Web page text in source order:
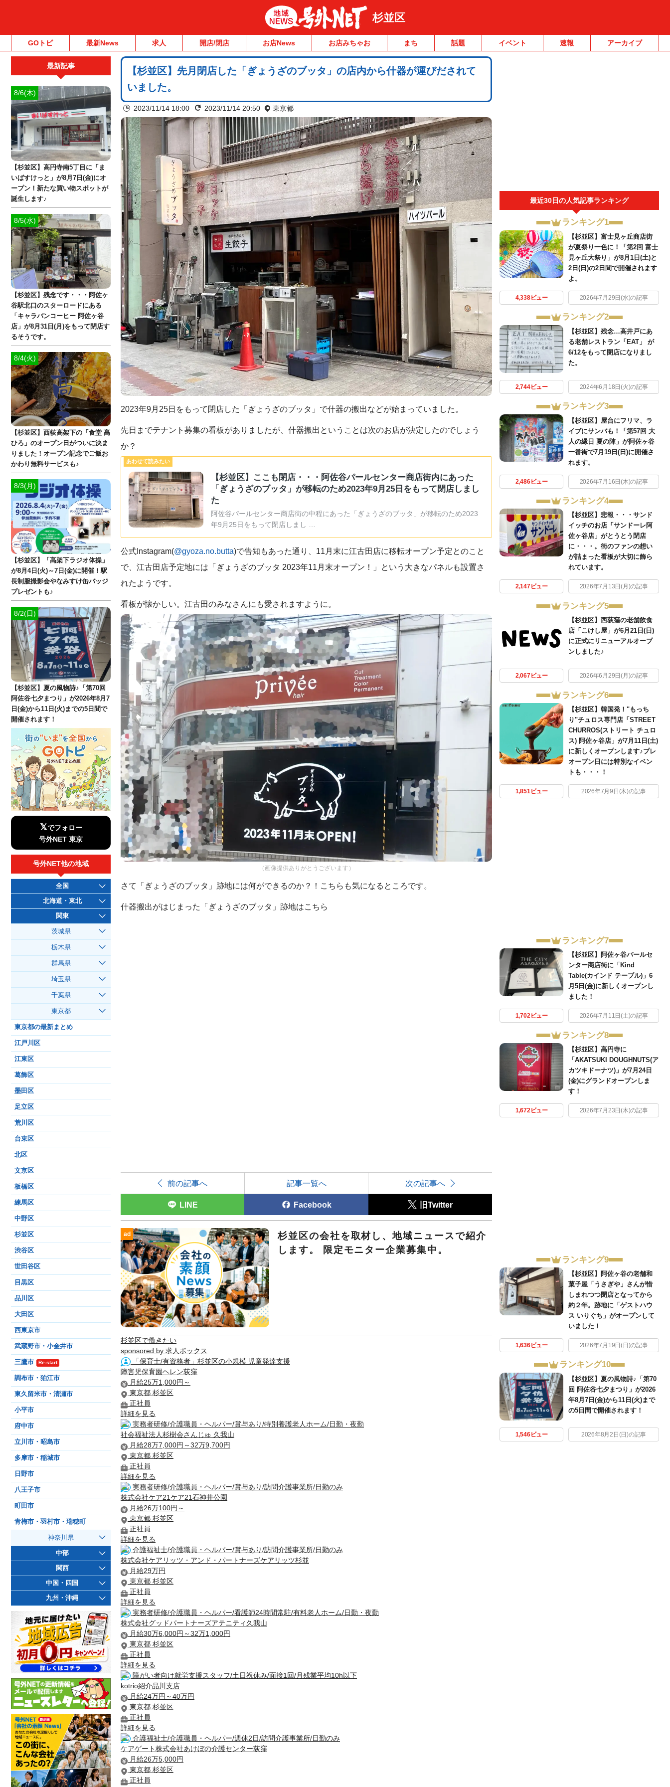
杉並区
GOトピ 最新News 求人 開店/閉店 お店News お店みちゃお まち 話題 イベント 速報 アーカイブ
【杉並区】先月閉店した「ぎょうざのブッタ」の店内から什器が運びだされて
いました。
2023/11/14 18:00 2023/11/14 20:50 東京都
2023年9月25日をもって閉店した「ぎょうざのブッタ」で什器の搬出などが始まっていました。
先日までテナント募集の看板がありましたが、什器搬出ということは次のお店が決定したのでしょう
か？
【杉並区】ここも閉店・・・阿佐谷パールセンター商店街内にあった
「ぎょうざのブッタ」が移転のため2023年9月25日をもって閉店しまし
た
阿佐谷パールセンター商店街の中程にあった「ぎょうざのブッタ」が移転のため2023
年9月25日をもって閉店しまし …
公式Instagram(@gyoza.no.butta)で告知もあった通り、11月末に江古田店に移転オープン予定とのこと
で、江古田店予定地には「ぎょうざのブッタ 2023年11月末オープン！」という大きなパネルも設置さ
れたようです。
看板が懐かしい。江古田のみなさんにも愛されますように。
（画像提供ありがとうございます）
さて「ぎょうざのブッタ」跡地には何ができるのか？！こちらも気になるところです。
什器搬出がはじまった「ぎょうざのブッタ」跡地はこちら
前の記事へ 記事一覧へ 次の記事へ
LINE Facebook 旧Twitter
ad
杉並区の会社を取材し、地域ニュースで紹介
します。 限定モニター企業募集中。
杉並区で働きたい
sponsored by 求人ボックス
「保育士/有資格者」杉並区の小規模 児童発達支援
障害児保育園ヘレン荻窪
月給25万1,000円～
東京都 杉並区
正社員
詳細を見る
実務者研修/介護職員・ヘルパー/賞与あり/特別養護老人ホーム/日勤・夜勤
社会福祉法人杉樹会さんじゅ 久我山
月給28万7,000円～32万9,700円
東京都 杉並区
正社員
詳細を見る
実務者研修/介護職員・ヘルパー/賞与あり/訪問介護事業所/日勤のみ
株式会社ケア21ケア21石神井公園
月給26万100円～
東京都 杉並区
正社員
詳細を見る
介護福祉士/介護職員・ヘルパー/賞与あり/訪問介護事業所/日勤のみ
株式会社ケアリッツ・アンド・パートナーズケアリッツ杉並
月給29万円
東京都 杉並区
正社員
詳細を見る
実務者研修/介護職員・ヘルパー/看護師24時間常駐/有料老人ホーム/日勤・夜勤
株式会社グッドパートナーズアテニティ久我山
月給30万6,000円～32万1,000円
東京都 杉並区
正社員
詳細を見る
障がい者向け就労支援スタッフ/土日祝休み/面接1回/月残業平均10h以下
kotrio紹介品川支店
月給24万円～40万円
東京都 杉並区
正社員
詳細を見る
介護福祉士/介護職員・ヘルパー/週休2日/訪問介護事業所/日勤のみ
ケアゲート株式会社あけぼの介護センター荻窪
月給26万5,000円
東京都 杉並区
正社員
最近30日の人気記事ランキング
ランキング1
【杉並区】富士見ヶ丘商店街
が夏祭り一色に！「第2回 富士
見ヶ丘大祭り」が8月1日(土)と
2日(日)の2日間で開催されます
よ。
4,338ビュー 2026年7月29日(水)の記事
ランキング2
【杉並区】残念…高井戸にあ
る老舗レストラン「EAT」 が
6/12をもって閉店になりまし
た。
2,744ビュー 2024年6月18日(火)の記事
ランキング3
【杉並区】屋台にフリマ、ラ
イブにサンバも！「第57回 大
人の縁日 夏の陣」が阿佐ヶ谷
一番街で7月19日(日)に開催さ
れます。
2,486ビュー 2026年7月16日(木)の記事
ランキング4
【杉並区】悲報・・・サンド
イッチのお店「サンドーレ阿
佐ヶ谷店」がとうとう閉店
に・・・。街のファンの想い
が詰まった看板が大切に飾ら
れています。
2,147ビュー 2026年7月13日(月)の記事
ランキング5
【杉並区】西荻窪の老舗飲食
店「こけし屋」が6月21日(日)
に正式にリニューアルオープ
ンしました♪
2,067ビュー 2026年6月29日(月)の記事
ランキング6
【杉並区】韓国発！"もっち
り"チュロス専門店「STREET
CHURROS(ストリート チュロ
ス) 阿佐ヶ谷店」が7月11日(土)
に新しくオープンします♪プレ
オープン日には特別なイベン
トも・・・！
1,851ビュー 2026年7月9日(木)の記事
ランキング7
【杉並区】阿佐ヶ谷パールセ
ンター商店街に「Kind
Table(カインド テーブル)」6
月5日(金)に新しくオープンし
ました！
1,702ビュー 2026年7月11日(土)の記事
ランキング8
【杉並区】高円寺に
「AKATSUKI DOUGHNUTS(ア
カツキドーナツ)」が7月24日
(金)にグランドオープンしま
す！
1,672ビュー 2026年7月23日(木)の記事
ランキング9
【杉並区】阿佐ヶ谷の老舗和
菓子屋「うさぎや」さんが惜
しまれつつ閉店となってから
約２年。跡地に「ゲストハウ
ス いりぐち」がオープンして
いました！
1,636ビュー 2026年7月19日(日)の記事
ランキング10
【杉並区】夏の風物詩♪「第70
回 阿佐谷七夕まつり」が2026
年8月7日(金)から11日(火)まで
の5日間で開催されます！
1,546ビュー 2026年8月2日(日)の記事
最新記事
8/6(木)
【杉並区】高円寺南5丁目に「ま
いばすけっと」が8月7日(金)にオ
ープン！新たな買い物スポットが
誕生します♪
8/5(水)
【杉並区】残念です・・・阿佐ヶ
谷駅北口のスターロードにある
「キャラバンコーヒー 阿佐ヶ谷
店」が8月31日(月)をもって閉店す
るそうです。
8/4(火)
【杉並区】西荻高架下の「食堂 髙
ひろ」のオープン日がついに決ま
りました！オープン記念でご飯お
かわり無料サービスも♪
8/3(月)
【杉並区】「高架下ラジオ体操」
が8月4日(火)～7日(金)に開催！駅
長制服撮影会やなみすけ缶バッジ
プレゼントも♪
8/2(日)
【杉並区】夏の風物詩♪「第70回
阿佐谷七夕まつり」が2026年8月7
日(金)から11日(火)までの5日間で
開催されます！
𝕏でフォロー
号外NET 東京
号外NET他の地域
全国
北海道・東北
関東
茨城県
栃木県
群馬県
埼玉県
千葉県
東京都
東京都の最新まとめ
江戸川区
江東区
葛飾区
墨田区
足立区
荒川区
台東区
北区
文京区
板橋区
練馬区
中野区
杉並区
渋谷区
世田谷区
目黒区
品川区
大田区
西東京市
武蔵野市・小金井市
三鷹市 Re-start
調布市・狛江市
東久留米市・清瀬市
小平市
府中市
立川市・昭島市
多摩市・稲城市
日野市
八王子市
町田市
青梅市・羽村市・瑞穂町
神奈川県
中部
関西
中国・四国
九州・沖縄